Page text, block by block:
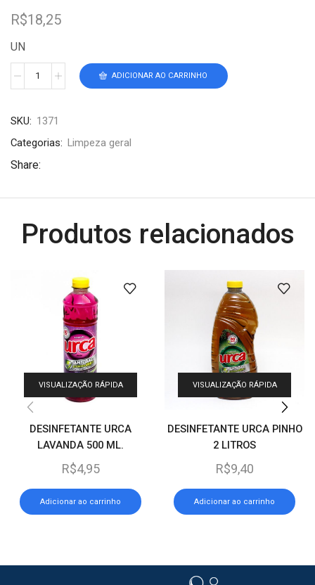
R$18,25
UN
ADICIONAR AO CARRINHO
SKU: 1371
Categorias: Limpeza geral
Share:
Produtos relacionados
VISUALIZAÇÃO RÁPIDA
DESINFETANTE URCA
LAVANDA 500 ML.
R$4,95
Adicionar ao carrinho
VISUALIZAÇÃO RÁPIDA
DESINFETANTE URCA PINHO
2 LITROS
R$9,40
Adicionar ao carrinho